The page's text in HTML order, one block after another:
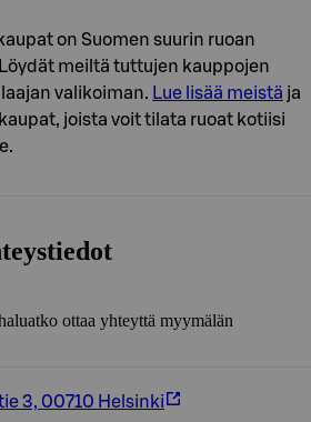
on Suomen suurin ruoan
meiltä tuttujen kauppojen
valikoiman. Lue lisää meistä ja
joista voit tilata ruoat kotiisi
ottaa yhteyttä myymälän
3, 00710 Helsinki